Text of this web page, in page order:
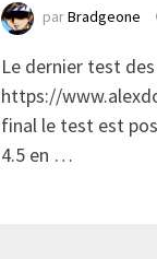
parBradgeone
Le dernier test
https://
final le test est
4.5 en …